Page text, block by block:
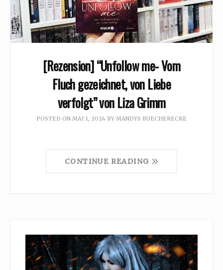
[Rezension] “Unfollow me- Vom
Fluch gezeichnet, von Liebe
verfolgt” von Liza Grimm
POSTED ON MAI 1, 2024 BY MANDYS BUECHERECKE
CONTINUE READING